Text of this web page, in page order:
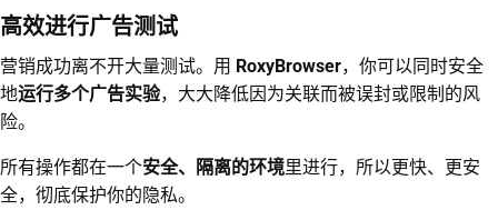
高效进行广告测试
营销成功离不开大量测试。用 RoxyBrowser，你可以同时安全
地运行多个广告实验，大大降低因为关联而被误封或限制的风
险。
所有操作都在一个安全、隔离的环境里进行，所以更快、更安
全，彻底保护你的隐私。